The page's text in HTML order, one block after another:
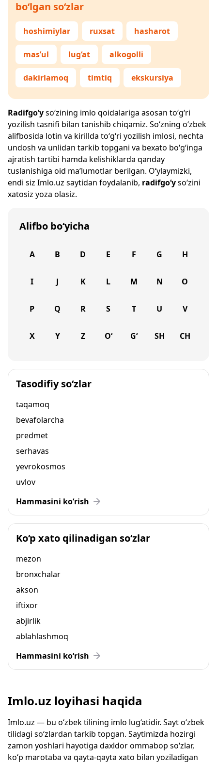
bo‘lgan so‘zlar
hoshimiylar ruxsat hasharot
mas’ul lug‘at alkogolli
dakirlamoq timtiq ekskursiya
Radifgo‘yso‘zining imlo qoidalariga asosan to‘g‘ri
yozilish tasnifi bilan tanishib chiqamiz. So‘zning o‘zbek
alifbosida lotin va kirillda to‘g‘ri yozilish imlosi, nechta
undosh va unlidan tarkib topgani va bexato bo‘g‘inga
ajratish tartibi hamda kelishiklarda qanday
tuslanishiga oid ma’lumotlar berilgan. O‘ylaymizki,
endi siz Imlo.uz saytidan foydalanib, radifgo‘yso‘zini
xatosiz yoza olasiz.
Alifbo bo‘yicha
A B D E F G H
I J K L M N O
P Q R S T U V
X Y Z O‘ G‘ SH CH
Tasodifiy so‘zlar
taqamoq
bevafolarcha
predmet
serhavas
yevrokosmos
uvlov
Hammasini ko‘rish
Ko‘p xato qilinadigan so‘zlar
mezon
bronxchalar
akson
iftixor
abjirlik
ablahlashmoq
Hammasini ko‘rish
Imlo.uz loyihasi haqida
Imlo.uz — bu o‘zbek tilining imlo lug‘atidir. Sayt o‘zbek
tilidagi so‘zlardan tarkib topgan. Saytimizda hozirgi
zamon yoshlari hayotiga daxldor ommabop so‘zlar,
ko‘p marotaba va qayta-qayta xato bilan yoziladigan